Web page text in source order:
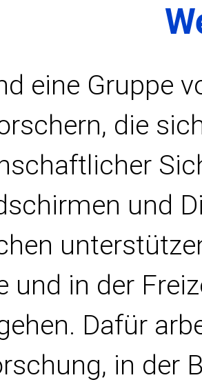
eine Gruppe
die
und
und in der
Dafür
in der